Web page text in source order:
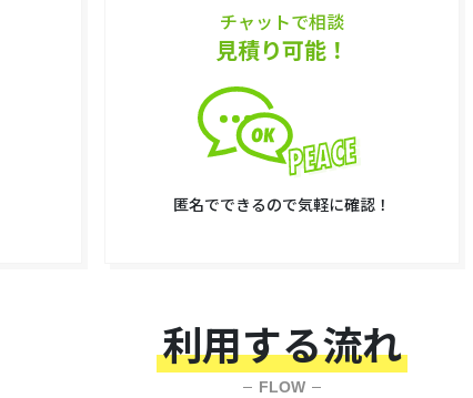
チャットで相談
見積り可能！
匿名でできるので気軽に確認！
利用する流れ
FLOW